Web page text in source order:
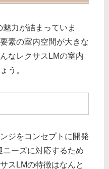
力が詰まっていま
素の室内空間が大きな
なレクサスLMの室内
う。
ジをコンセプトに開発
ニーズに対応するため
スLMの特徴はなんと